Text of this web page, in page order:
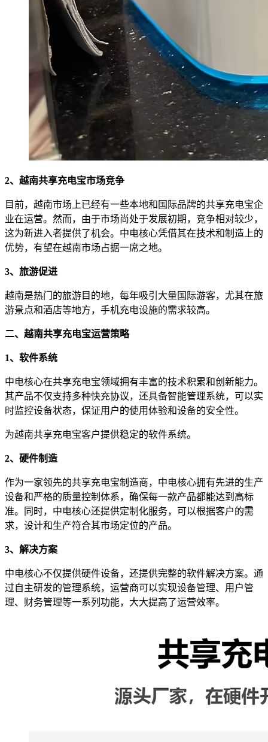
2、越南共享充电宝市场竞争
目前，越南市场上已经有一些本地和国际品牌的共享充电宝企
业在运营。然而，由于市场尚处于发展初期，竞争相对较少，
这为新进入者提供了机会。中电核心凭借其在技术和制造上的
优势，有望在越南市场占据一席之地。
3、旅游促进
越南是热门的旅游目的地，每年吸引大量国际游客，尤其在旅
游景点和酒店等地方，手机充电设施的需求较高。
二、越南共享充电宝运营策略
1、软件系统
中电核心在共享充电宝领域拥有丰富的技术积累和创新能力。
其产品不仅支持多种快充协议，还具备智能管理系统，可以实
时监控设备状态，保证用户的使用体验和设备的安全性。
为越南共享充电宝客户提供稳定的软件系统。
2、硬件制造
作为一家领先的共享充电宝制造商，中电核心拥有先进的生产
设备和严格的质量控制体系，确保每一款产品都能达到高标
准。同时，中电核心还提供定制化服务，可以根据客户的需
求，设计和生产符合其市场定位的产品。
3、解决方案
中电核心不仅提供硬件设备，还提供完整的软件解决方案。通
过自主研发的管理系统，运营商可以实现设备管理、用户管
理、财务管理等一系列功能，大大提高了运营效率。